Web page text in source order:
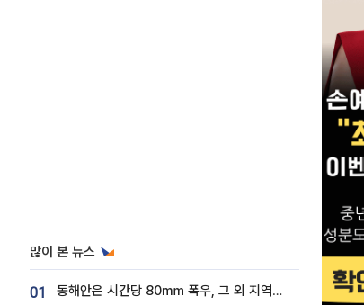
많이 본 뉴스
01 동해안은 시간당 80㎜ 폭우, 그 외 지역은 폭염…‘극과 극 날씨’